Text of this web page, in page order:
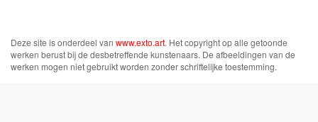
Deze site is onderdeel van www.exto.art. Het copyright op alle getoonde
werken berust bij de desbetreffende kunstenaars. De afbeeldingen van de
werken mogen niet gebruikt worden zonder schriftelijke toestemming.